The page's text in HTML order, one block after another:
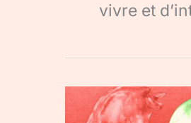
vivre et
EJEAS